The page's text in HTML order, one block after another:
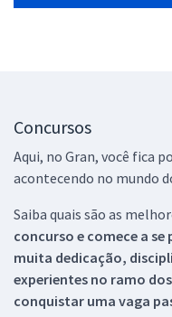
Concursos
Aqui, no Gran, você fica
acontecendo no mundo
Saiba quais são as
concurso e comece a
muita dedicação,
experientes no ramo dos
conquistar uma vaga